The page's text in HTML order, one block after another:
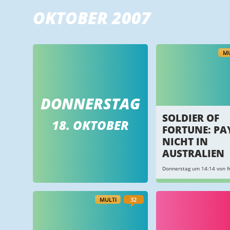
OKTOBER 2007
DONNERSTAG
18. OKTOBER
SOLDIER OF
FORTUNE:
NICHT IN
AUSTRALIEN
Donnerstag um 14:14 von
MULTI 32